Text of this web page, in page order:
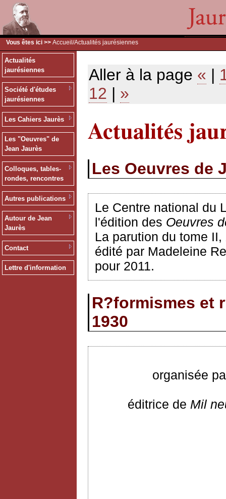
Vous êtes ici >> Accueil /Actualités jaurésiennes
Actualités
jaurésiennes
Société d'études
jaurésiennes
Les Cahiers Jaurès
Les "Oeuvres" de
Jean Jaurès
Colloques, tables-
rondes, rencontres
Autres publications
Autour de Jean
Jaurès
Contact
Lettre d'information
Aller à la page « |
12 | »
Actualités
Les Oeuvres de
Le Centre national du
l'édition des Oeuvres
La parution du tome II,
édité par Madeleine
pour 2011.
R?formismes et
1930
organisée
éditrice de Mil